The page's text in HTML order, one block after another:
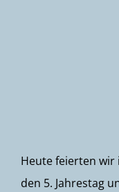
Heute feierten wir
den 5. Jahrestag